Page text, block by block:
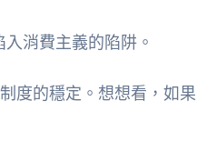
消費主義的陷阱。
度的穩定。想想看，如果